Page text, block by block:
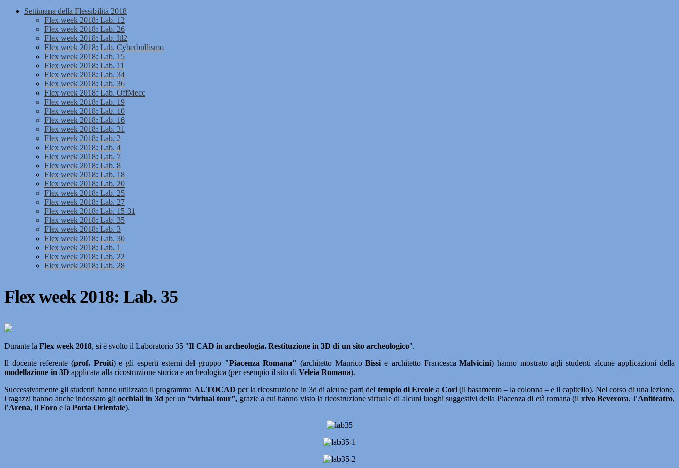
Settimana della Flessibilità 2018
Flex week 2018: Lab. 12
Flex week 2018: Lab. 26
Flex week 2018: Lab. Itl2
Flex week 2018: Lab. Cyberbullismo
Flex week 2018: Lab. 15
Flex week 2018: Lab. 11
Flex week 2018: Lab. 34
Flex week 2018: Lab. 36
Flex week 2018: Lab. OffMecc
Flex week 2018: Lab. 19
Flex week 2018: Lab. 10
Flex week 2018: Lab. 16
Flex week 2018: Lab. 31
Flex week 2018: Lab. 2
Flex week 2018: Lab. 4
Flex week 2018: Lab. 7
Flex week 2018: Lab. 8
Flex week 2018: Lab. 18
Flex week 2018: Lab. 20
Flex week 2018: Lab. 25
Flex week 2018: Lab. 27
Flex week 2018: Lab. 15-31
Flex week 2018: Lab. 35
Flex week 2018: Lab. 3
Flex week 2018: Lab. 30
Flex week 2018: Lab. 1
Flex week 2018: Lab. 22
Flex week 2018: Lab. 28
Flex week 2018: Lab. 35
Durante la Flex week 2018, si è svolto il Laboratorio 35 "Il CAD in archeologia. Restituzione in 3D di un sito archeologico".
Il docente referente (prof. Proiti) e gli esperti esterni del gruppo "PiacenzaRomana" (architetto ManricoBissie architetto FrancescaMalvicini) hanno mostrato agli studenti alcune applicazioni della
modellazione in 3D applicata alla ricostruzione storica e archeologica (per esempio il sito di Veleia Romana).
Successivamente gli studenti hanno utilizzato il programma AUTOCAD per la ricostruzione in 3d di alcune parti del tempio di Ercolea Cori(il basamento – la colonna – e il capitello). Nel corso di una lezione,
i ragazzi hanno anche indossato gliocchiali in 3d per un“virtual tour”, grazie a cui hanno visto la ricostruzione virtuale di alcuni luoghi suggestivi della Piacenza di età romana (il rivo Beverora, l’Anfiteatro,
l’Arena, il Foro e la Porta Orientale).